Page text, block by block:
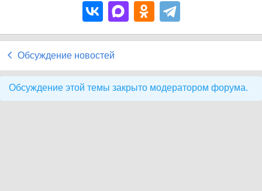
Обсуждение новостей
Обсуждение этой темы закрыто модератором форума.